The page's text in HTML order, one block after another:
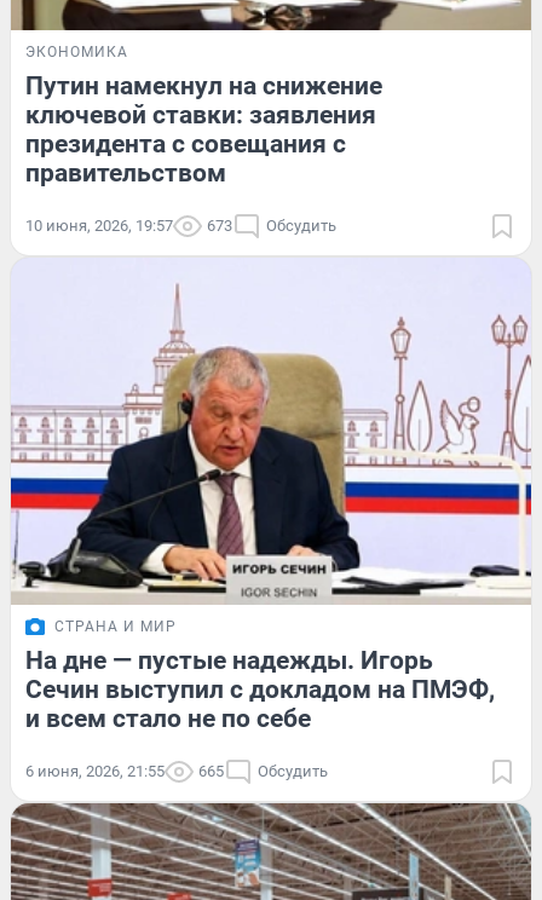
ЭКОНОМИКА
Путин намекнул на снижение
ключевой ставки: заявления
президента с совещания с
правительством
10 июня, 2026, 19:57 673 Обсудить
СТРАНА И МИР
На дне — пустые надежды. Игорь
Сечин выступил с докладом на ПМЭФ,
и всем стало не по себе
6 июня, 2026, 21:55 665 Обсудить